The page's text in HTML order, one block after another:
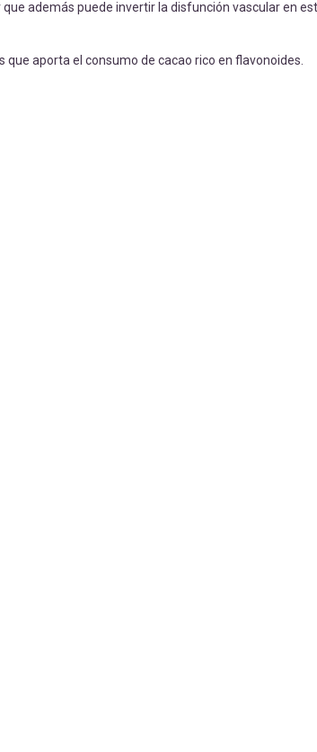
además puede invertir la disfunción vascular en
aporta el consumo de cacao rico en flavonoides.